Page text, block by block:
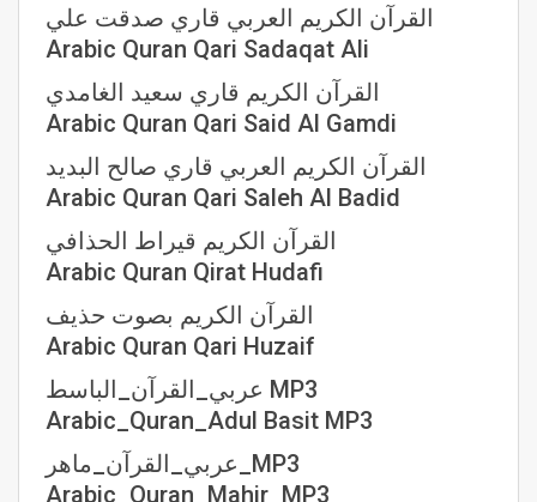
القرآن الكريم العربي قاري صدقت علي
Arabic Quran Qari Sadaqat Ali
القرآن الكريم قاري سعيد الغامدي
Arabic Quran Qari Said Al Gamdi
القرآن الكريم العربي قاري صالح البديد
Arabic Quran Qari Saleh Al Badid
القرآن الكريم قيراط الحذافي
Arabic Quran Qirat Hudafi
القرآن الكريم بصوت حذيف
Arabic Quran Qari Huzaif
عربي_القرآن_الباسط MP3
Arabic_Quran_Adul Basit MP3
عربي_القرآن_ماهر_MP3
Arabic_Quran_Mahir_MP3